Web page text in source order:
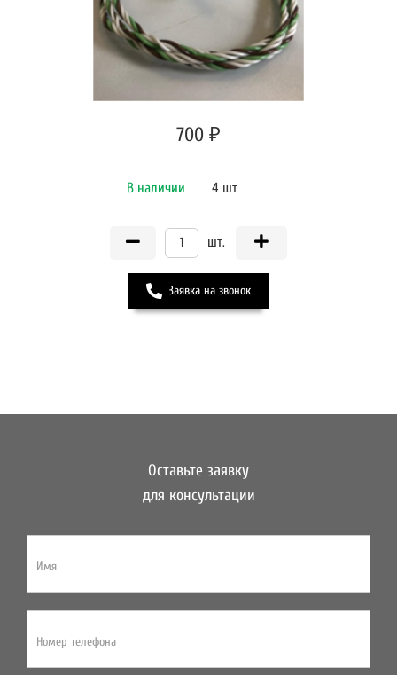
700 ₽
В наличии 4 шт
шт.
Заявка на звонок
Оставьте заявку
для консультации
Имя
Номер телефона